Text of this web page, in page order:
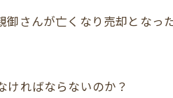
さんが亡くなり売却となっ
ければならないのか？